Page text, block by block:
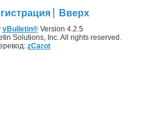
Вверх
vBulletin®Version 4.2.5
Solutions, Inc. All rights reserved.
zCarot